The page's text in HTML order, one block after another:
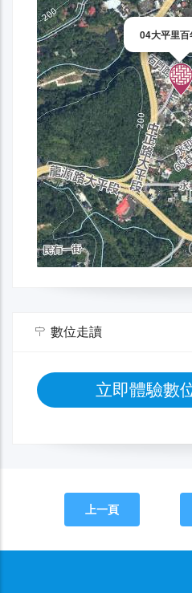
數位走讀
立即體驗數
上一頁